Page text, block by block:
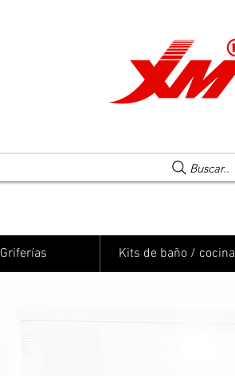
Buscar..
Griferías Kits de baño / cocina